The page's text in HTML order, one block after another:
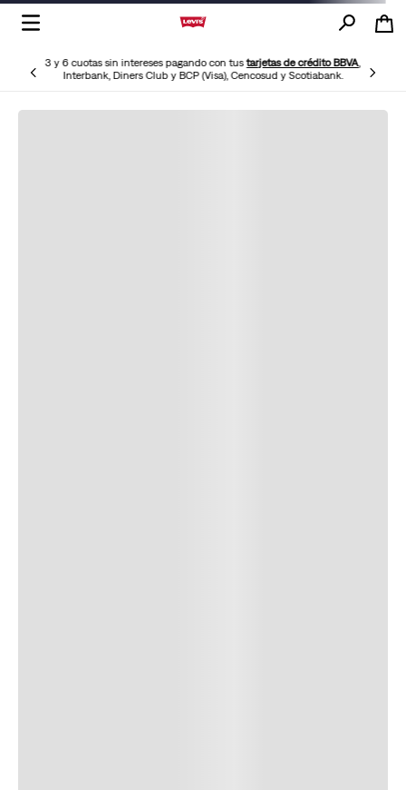
3 y 6 cuotas sin intereses pagando con tustarjetas de crédito BBVA,
Interbank, Diners Club y BCP (Visa), Cencosud y Scotiabank.